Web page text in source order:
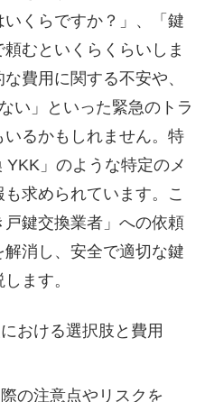
いくらですか？」、「鍵
むといくらくらいしま
費用に関する不安や、
い」といった緊急のトラ
るかもしれません。特
」のような特定のメ
求められています。こ
鍵交換業者」への依頼
消し、安全で適切な鍵
ます。
おける選択肢と費用
の注意点やリスクを